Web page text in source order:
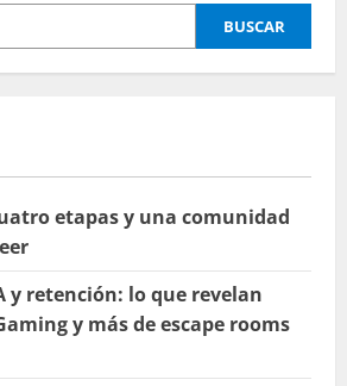
BUSCAR
etapas y una comunidad
y retención: lo que revelan
y más de escape rooms